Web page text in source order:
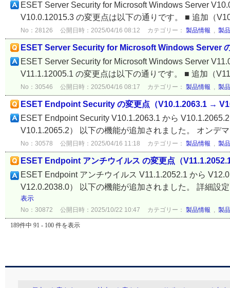
ESET Server Security for Microsoft Windows Server
V10.0.12015.3 の変更点は以下の通りです。 ■ 追加（
No：28126 公開日時：2025/04/16 08:12 カテゴリー： 製品情報 , 製
ESET Server Security for Microsoft Windows Server
ESET Server Security for Microsoft Windows Server
V11.1.12005.1 の変更点は以下の通りです。 ■ 追加（
No：30546 公開日時：2025/04/16 08:17 カテゴリー： 製品情報 , 製
ESET Endpoint Security の変更点（V10.1.2063.1 →
ESET Endpoint Security V10.1.2063.1 から
V10.1.2065.2） 以下の機能が追加されました。 オンデ
No：30578 公開日時：2025/04/16 11:18 カテゴリー： 製品情報 , 製
ESET Endpoint アンチウイルス の変更点（
ESET Endpoint アンチウイルス V11.1.2052.1 から
V12.0.2038.0） 以下の機能が追加されました。 詳細
表示
No：30872 公開日時：2025/10/22 10:47 カテゴリー： 製品情報 , 製
189件中 91 - 100 件を表示